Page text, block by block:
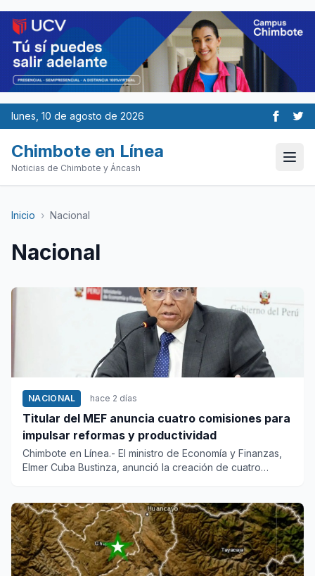
lunes, 10 de agosto de 2026
Chimbote en Línea
Noticias de Chimbote y Áncash
Inicio › Nacional
Nacional
NACIONAL hace 2 días
Titular del MEF anuncia cuatro comisiones para
impulsar reformas y productividad
Chimbote en Línea.- El ministro de Economía y Finanzas,
Elmer Cuba Bustinza, anunció la creación de cuatro